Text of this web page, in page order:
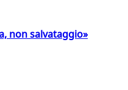
non salvataggio»